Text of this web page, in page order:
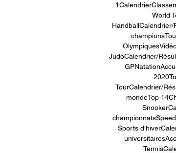
World
JudoCalendrier/
TourCalendrier/
mondeTop
Sports